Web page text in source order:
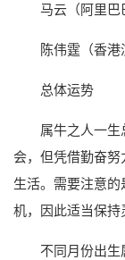
马云（阿里巴
陈伟霆（香港
总体运势
属牛之人一
会，但凭借勤奋
生活。需要注意
机，因此适当保持
不同月份出生